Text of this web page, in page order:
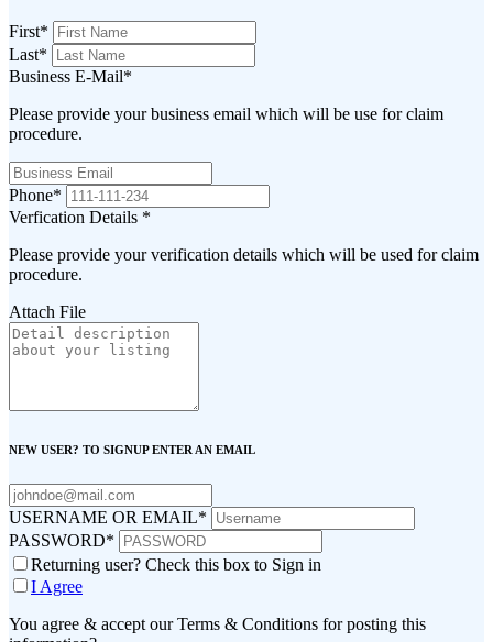
First*
Last*
Business E-Mail*
Please provide your business email which will be use for claim
procedure.
Phone*
Verfication Details *
Please provide your verification details which will be used for claim
procedure.
Attach File
NEW USER? TO SIGNUP ENTER AN EMAIL
USERNAME OR EMAIL*
PASSWORD*
Returning user? Check this box to Sign in
I Agree
You agree & accept our Terms & Conditions for posting this